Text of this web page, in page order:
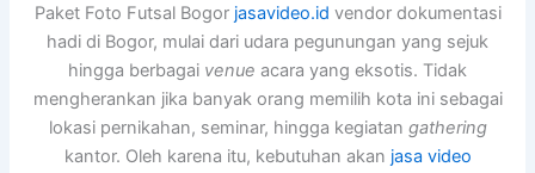
Paket Foto Futsal Bogor jasavideo.id vendor dokumentasi
hadi di Bogor, mulai dari udara pegunungan yang sejuk
hingga berbagai venue acara yang eksotis. Tidak
mengherankan jika banyak orang memilih kota ini sebagai
lokasi pernikahan, seminar, hingga kegiatan gathering
kantor. Oleh karena itu, kebutuhan akan jasa video